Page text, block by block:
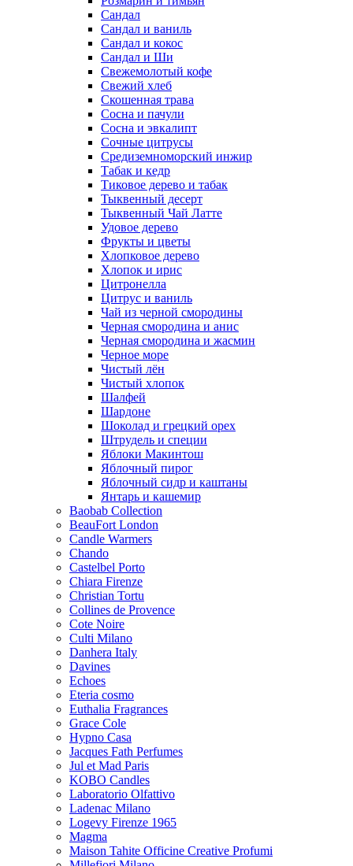
Сандал
Сандал и ваниль
Сандал и кокос
Сандал и Ши
Свежемолотый кофе
Свежий хлеб
Скошенная трава
Сосна и пачули
Сосна и эвкалипт
Сочные цитрусы
Средиземноморский инжир
Табак и кедр
Тиковое дерево и табак
Тыквенный десерт
Тыквенный Чай Латте
Удовое дерево
Фрукты и цветы
Хлопковое дерево
Хлопок и ирис
Цитронелла
Цитрус и ваниль
Чай из черной смородины
Черная смородина и анис
Черная смородина и жасмин
Черное море
Чистый лён
Чистый хлопок
Шалфей
Шардоне
Шоколад и грецкий орех
Штрудель и специи
Яблоки Макинтош
Яблочный пирог
Яблочный сидр и каштаны
Янтарь и кашемир
Baobab Collection
BeauFort London
Candle Warmers
Chando
Castelbel Porto
Chiara Firenze
Christian Tortu
Collines de Provence
Cote Noire
Culti Milano
Danhera Italy
Davines
Echoes
Eteria cosmo
Euthalia Fragrances
Grace Cole
Hypno Casa
Jacques Fath Perfumes
Jul et Mad Paris
KOBO Candles
Laboratorio Olfattivo
Ladenac Milano
Logevy Firenze 1965
Magma
Maison Tahite Officine Creative Profumi